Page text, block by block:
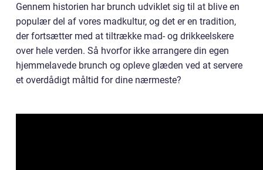
Gennem historien har brunch udviklet sig til at blive en
populær del af vores madkultur, og det er en tradition,
der fortsætter med at tiltrække mad- og drikkeelskere
over hele verden. Så hvorfor ikke arrangere din egen
hjemmelavede brunch og opleve glæden ved at servere
et overdådigt måltid for dine nærmeste?